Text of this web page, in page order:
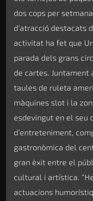
dos cops per
d’atracció destacats
activitat ha fet que
parada dels grans
de cartes. Juntament
taules de ruleta
màquines slot i la
esdevingut en el seu
d’entreteniment,
gastronòmica del
gran èxit entre el
cultural i artística.
actuacions